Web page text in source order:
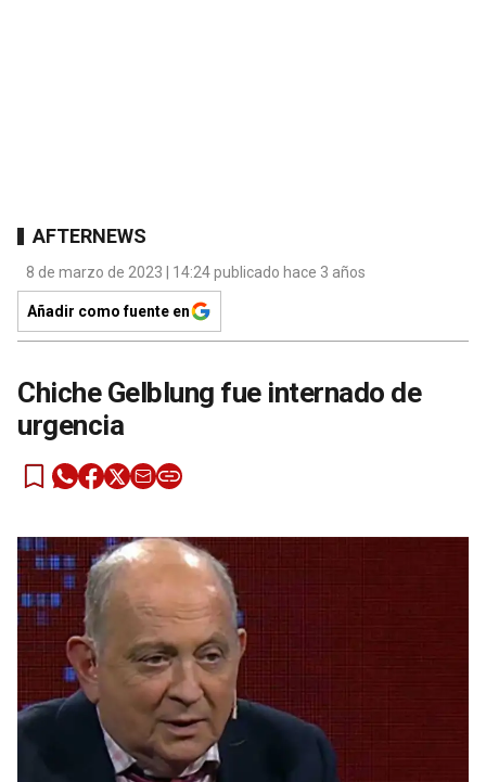
AFTERNEWS
8 de marzo de 2023 | 14:24 publicado hace 3 años
Añadir como fuente en
Chiche Gelblung fue internado de
urgencia